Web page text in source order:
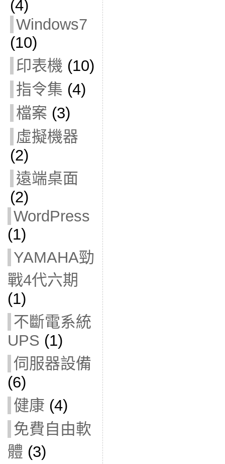
(4)
Windows7
(10)
印表機 (10)
指令集 (4)
檔案 (3)
虛擬機器
(2)
遠端桌面
(2)
WordPress
(1)
YAMAHA勁
戰4代六期
(1)
不斷電系統
UPS (1)
伺服器設備
(6)
健康 (4)
免費自由軟
體 (3)